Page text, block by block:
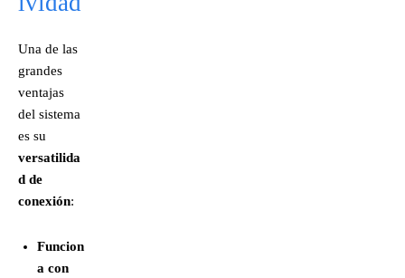
Una de las
grandes
ventajas
del sistema
es su
versatilida
d de
conexión:
Funcion
a con